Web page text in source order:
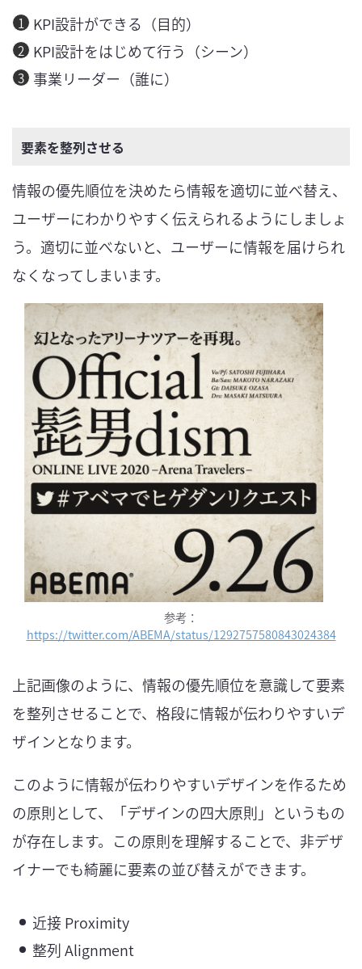
KPI設計ができる（目的）
KPI設計をはじめて行う（シーン）
事業リーダー（誰に）
要素を整列させる
情報の優先順位を決めたら情報を適切に並べ替え、
ユーザーにわかりやすく伝えられるようにしましょ
う。適切に並べないと、ユーザーに情報を届けられ
なくなってしまいます。
参考：
https://twitter.com/ABEMA/status/1292757580843024384
上記画像のように、情報の優先順位を意識して要素
を整列させることで、格段に情報が伝わりやすいデ
ザインとなります。
このように情報が伝わりやすいデザインを作るため
の原則として、「デザインの四大原則」というもの
が存在します。この原則を理解することで、非デザ
イナーでも綺麗に要素の並び替えができます。
近接 Proximity
整列 Alignment